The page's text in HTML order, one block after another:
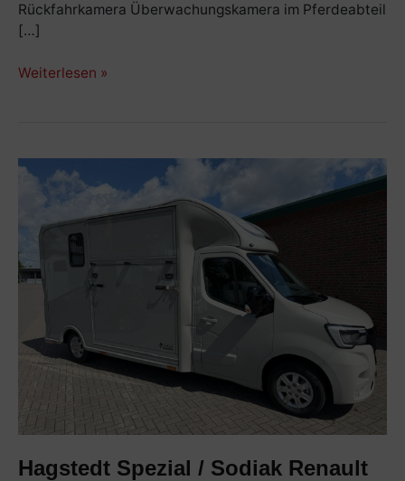
Rückfahrkamera Überwachungskamera im Pferdeabteil
[…]
Weiterlesen »
Hagstedt Spezial / Sodiak Renault
Hagstedt
Sodiak
Renault
Pferdetransporter